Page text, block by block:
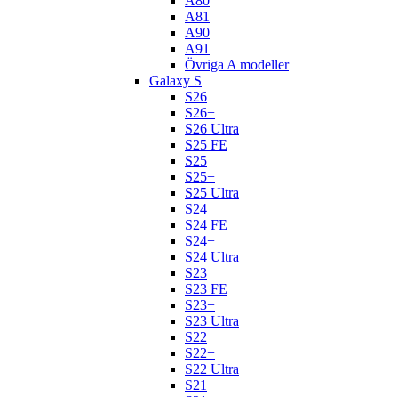
A81
A90
A91
Övriga A modeller
Galaxy S
S26
S26+
S26 Ultra
S25 FE
S25
S25+
S25 Ultra
S24
S24 FE
S24+
S24 Ultra
S23
S23 FE
S23+
S23 Ultra
S22
S22+
S22 Ultra
S21